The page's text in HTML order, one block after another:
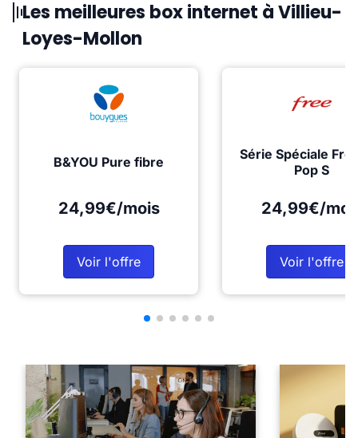
Les meilleures box internet à Villieu-
Loyes-Mollon
B&YOU Pure fibre
24,99€/mois
Voir l'offre
Série Spéciale
Pop S
24,99€/
Voir l'offre